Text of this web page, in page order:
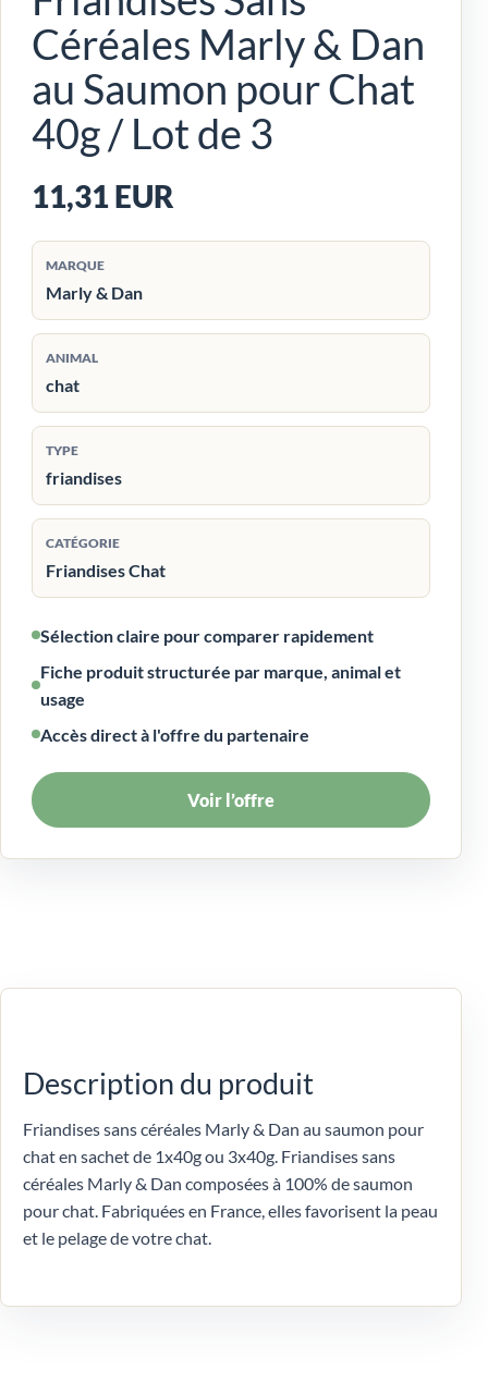
Céréales Marly & Dan
au Saumon pour Chat
40g / Lot de 3
11,31 EUR
MARQUE
Marly & Dan
ANIMAL
chat
TYPE
friandises
CATÉGORIE
Friandises Chat
Sélection claire pour comparer rapidement
Fiche produit structurée par marque, animal et
usage
Accès direct à l'offre du partenaire
Voir l’offre
Description du produit
Friandises sans céréales Marly & Dan au saumon pour
chat en sachet de 1x40g ou 3x40g. Friandises sans
céréales Marly & Dan composées à 100% de saumon
pour chat. Fabriquées en France, elles favorisent la peau
et le pelage de votre chat.